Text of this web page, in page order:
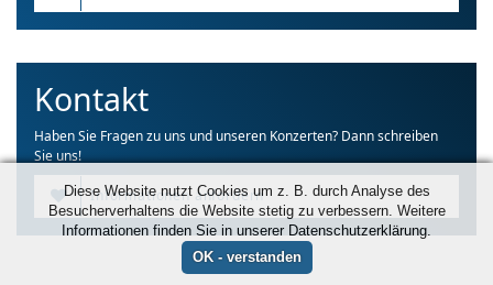
Kontakt
Haben Sie Fragen zu uns und unseren Konzerten? Dann schreiben
Sie uns!
Informationen anfordern
Diese Website nutzt Cookies um z. B. durch Analyse des
Besucherverhaltens die Website stetig zu verbessern. Weitere
Informationen finden Sie in unserer Datenschutzerklärung.